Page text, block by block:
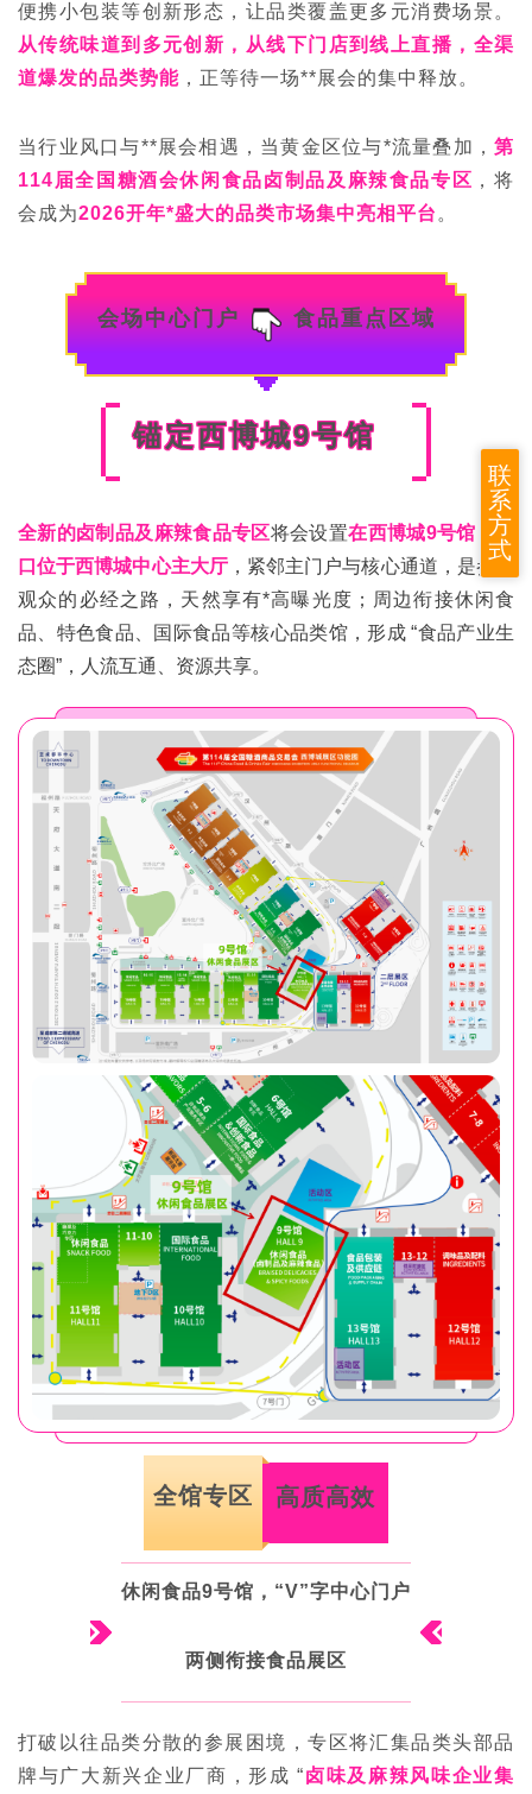
便携小包装等创新形态，让品类覆盖更多元消费场景。
从传统味道到多元创新，从线下门店到线上直播，全渠
道爆发的品类势能 ，正等待一场**展会的集中释放。
当行业风口与**展会相遇，当黄金区位与*流量叠加， 第
114届全国糖酒会休闲食品卤制品及麻辣食品专区 ，将
会成为2026开年*盛大的品类市场集中亮相平台 。
会场中心门户 食品重点区域
锚定西博城9号馆
全新的卤制品及麻辣食品专区将会设置在西博城9号馆 ，入
口位于西博城中心主大厅，紧邻主门户与核心通道，是参展
观众的必经之路，天然享有*高曝光度；周边衔接休闲食
品、特色食品、国际食品等核心品类馆，形成 “食品产业生
态圈”，人流互通、资源共享。
全馆专区 高质高效
休闲食品9号馆，“V”字中心门户
两侧衔接食品展区
打破以往品类分散的参展困境，专区将汇集品类头部品
牌与广大新兴企业厂商，形成 “卤味及麻辣风味企业集
联
系
方
式